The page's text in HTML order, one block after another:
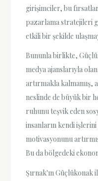
girişimciler, bu
pazarlama stratejileri
etkili bir şekilde
Bununla birlikte,
medya ajanslarıyla
artırmakla kalmamış,
neslinde de büyük bir
ruhunu teşvik eden
insanların kendi
motivasyonunu
Bu da bölgedeki
Şırnak'ın Güçlükonak